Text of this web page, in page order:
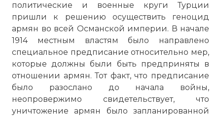
политические и военные круги Турции
пришли к решению осуществить геноцид
армян во всей Османской империи. В начале
1914 местным властям было направлено
специальное предписание относительно мер,
которые должны были быть предприняты в
отношении армян. Тот факт, что предписание
было разослано до начала войны,
неопровержимо свидетельствует, что
уничтожение армян было запланированной